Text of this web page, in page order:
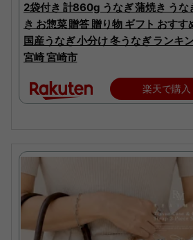
2袋付き 計860g うなぎ 蒲焼き うな
き お惣菜 贈答 贈り物 ギフト おすす
国産うなぎ 小分け 冬うなぎ ランキ
宮崎 宮崎市
楽天で購入